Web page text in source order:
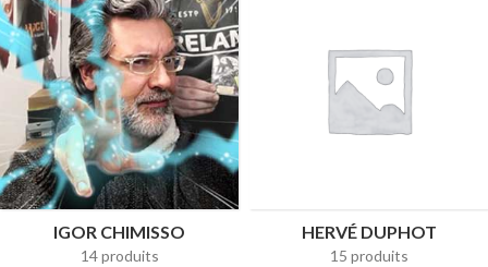
IGOR CHIMISSO
14 produits
HERVÉ DUPHOT
15 produits